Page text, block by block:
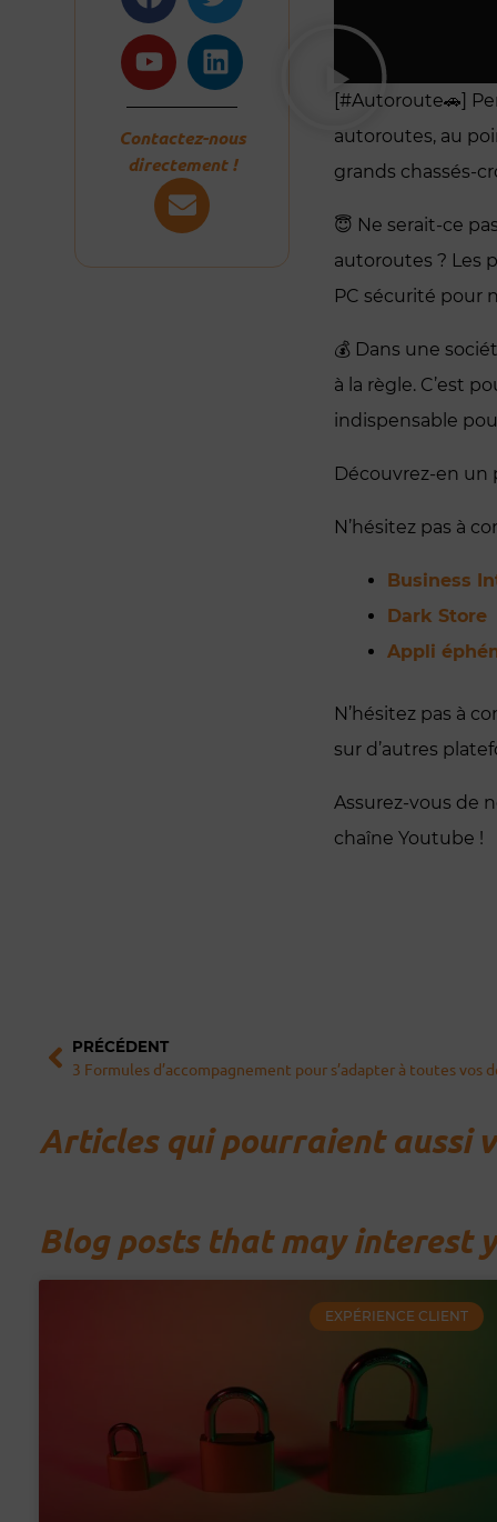
Contactez-nous
directement !
[#Autoroute🚗]
autoroutes, au
grands chassés-
😇 Ne serait-ce
autoroutes ? Les
PC sécurité pour
💰 Dans une
à la règle. C’est
indispensable
Découvrez-en un
N’hésitez pas à
Business
Dark Store
Appli
N’hésitez pas à
sur d’autres
Assurez-vous de
chaîne Youtube !
EXPÉRIENCE CLIENT
PRÉCÉDENT
3 Formules d’accompagnement pour s’adapter à toutes vos
Articles qui pourraient aussi
Blog posts that may interest